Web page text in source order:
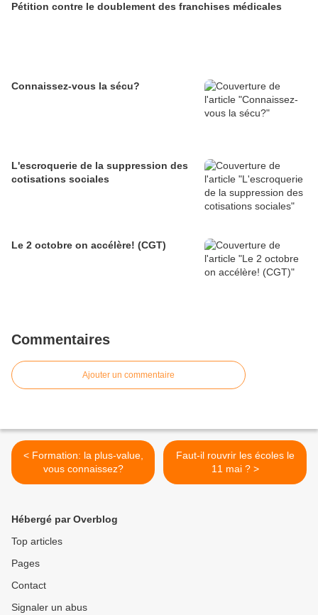
Pétition contre le doublement des franchises médicales
Connaissez-vous la sécu?
L'escroquerie de la suppression des
cotisations sociales
Le 2 octobre on accélère! (CGT)
Commentaires
Ajouter un commentaire
< Formation: la plus-value,
vous connaissez?
Faut-il rouvrir les écoles le
11 mai ? >
Hébergé par Overblog
Top articles
Pages
Contact
Signaler un abus